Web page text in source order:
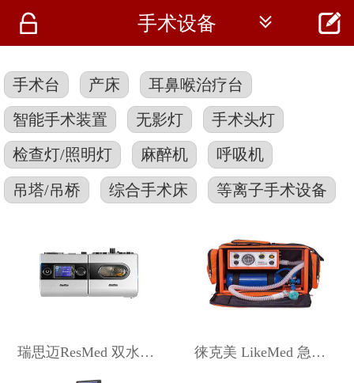
 首页
仪器
医疗资讯
 手术设备  
手术台 产床 耳鼻喉治疗台
智能手术装置 无影灯 手术头灯
检查灯/照明灯 麻醉机 呼吸机
吊塔/吊桥 综合手术床 等离子手术设备
瑞思迈ResMed 双水平正压通气呼吸机 S9 Auto25 徕克美 LikeMed 急救转运呼吸机 南海系列 EV12